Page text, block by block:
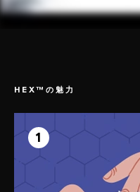
HEX™の魅力
1
滑りにくいパッケ